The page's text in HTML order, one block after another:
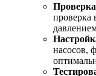
проверка
насосов,